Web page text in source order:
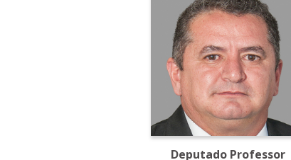
Deputado Professor